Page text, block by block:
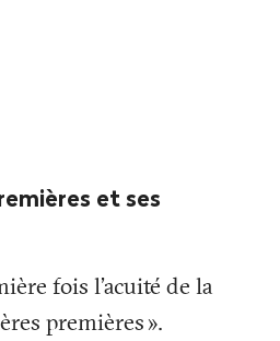
et ses
fois l’acuité de la
premières».